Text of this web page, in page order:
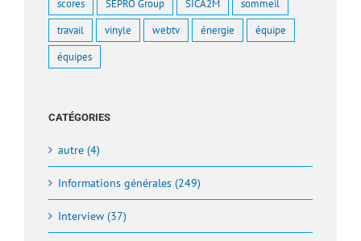
scores SEPRO Group SICA2M sommeil
travail vinyle webtv énergie équipe
équipes
CATÉGORIES
autre (4)
Informations générales (249)
Interview (37)